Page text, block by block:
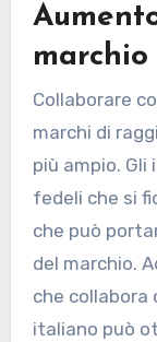
marchio
Collaborare
marchi di
più ampio.
fedeli che si
che può
del marchio.
che collabora
italiano può